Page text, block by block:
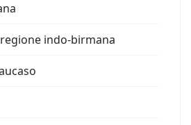
indo-birmana